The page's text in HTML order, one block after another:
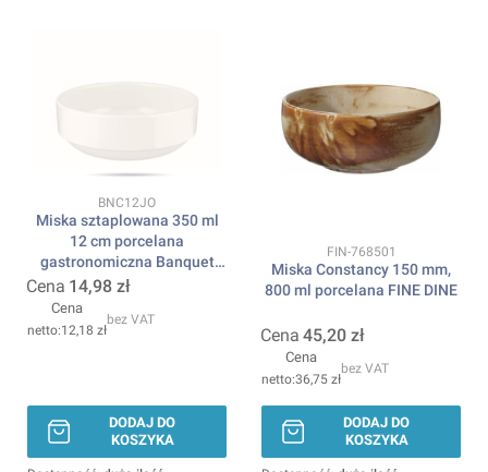
Kod produktu
BNC12JO
Miska sztaplowana 350 ml
12 cm porcelana
gastronomiczna Banquet
BONNA
Cena 14,98 zł
Cena
12,18 zł
bez VAT
DODAJ DO
KOSZYKA
Kod produktu
FIN-768501
Miska Constancy 150 mm,
800 ml porcelana FINE DINE
Cena 45,20 zł
Cena
36,75 zł
bez VAT
DODAJ DO
KOSZYKA